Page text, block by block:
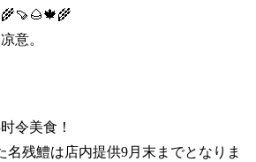
意。
令美食！
名残鱧は店内提供9月末までとなりま